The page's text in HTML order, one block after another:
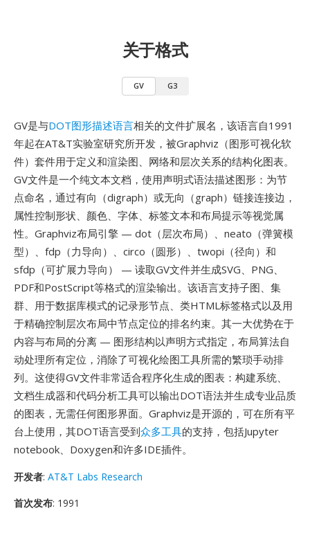
关于格式
GV G3
GV是与DOT图形描述语言相关的文件扩展名，该语言自1991
年起在AT&T实验室研究所开发，被Graphviz（图形可视化软
件）套件用于定义和渲染图、网络和层次关系的结构化图表。
GV文件是一个纯文本文档，使用声明式语法描述图形：为节
点命名，通过有向（digraph）或无向（graph）链接连接边，
属性控制形状、颜色、字体、标签文本和布局提示等视觉属
性。Graphviz布局引擎 — dot（层次布局）、neato（弹簧模
型）、fdp（力导向）、circo（圆形）、twopi（径向）和
sfdp（可扩展力导向） — 读取GV文件并生成SVG、PNG、
PDF和PostScript等格式的渲染输出。该语言支持子图、集
群、用于数据库模式的记录形节点、类HTML标签格式以及用
于精确控制层次布局中节点定位的排名约束。其一大优势在于
内容与布局的分离 — 图形结构以声明方式指定，布局算法自
动处理所有定位，消除了可视化绘图工具所需的繁琐手动排
列。这使得GV文件非常适合程序化生成的图表：构建系统、
文档生成器和代码分析工具可以输出DOT语法并生成专业品质
的图表，无需任何图形界面。Graphviz是开源的，可在所有平
台上使用，其DOT语言受到众多工具的支持，包括Jupyter
notebook、Doxygen和许多IDE插件。
开发者: AT&T Labs Research
首次发布: 1991